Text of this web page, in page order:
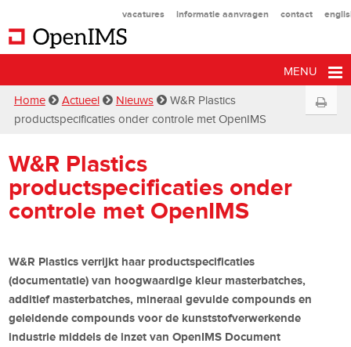
vacatures informatie aanvragen contact
MENU
Home Actueel Nieuws
W&R Plastics
productspecificaties onder controle met OpenIMS
W&R Plastics
productspecificaties onder
controle met OpenIMS
W&R Plastics verrijkt haar productspecificaties
(documentatie) van hoogwaardige kleur masterbatches,
additief masterbatches, mineraal gevulde compounds en
geleidende compounds voor de kunststofverwerkende
industrie middels de inzet van OpenIMS Document